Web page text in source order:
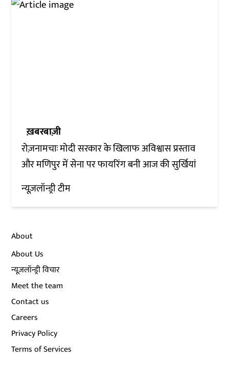
ख़बरबाज़ी
रोज़नामचाः मोदी सरकार के खिलाफ अविश्वास प्रस्ताव
और मणिपुर में सेना पर फायरिंग बनी आज की सुर्खियां
न्यूज़लॉन्ड्री टीम
About
About Us
न्यूज़लॉन्ड्री विचार
Meet the team
Contact us
Careers
Privacy Policy
Terms of Services